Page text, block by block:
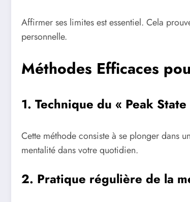
Affirmer ses limites est essentiel. Cela
personnelle.
Méthodes Efficaces
1. Technique du « Peak State
Cette méthode consiste à se plonger dans
mentalité dans votre quotidien.
2. Pratique régulière de la